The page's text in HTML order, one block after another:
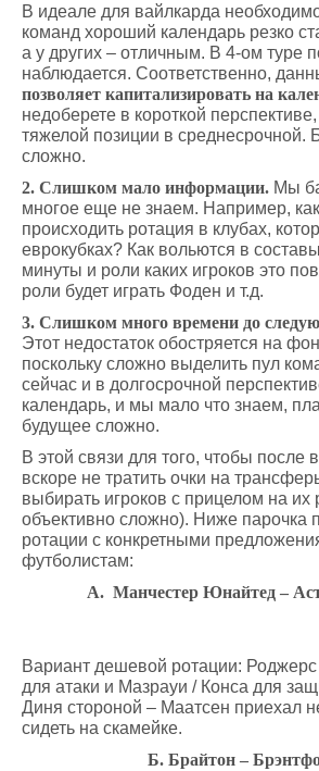
В идеале для вайлкарда
команд хороший календарь резко
а у других – отличным. В 4-ом туре
наблюдается. Соответственно,
позволяет капитализировать на
недоберете в короткой
тяжелой позиции в среднесрочной.
сложно.
2. Слишком мало информации. Мы
многое еще не знаем. Например,
происходить ротация в клубах,
еврокубках? Как вольются в
минуты и роли каких игроков это
роли будет играть Фоден и т.д.
3. Слишком много времени до
Этот недостаток обостряется на
поскольку сложно выделить пул
сейчас и в долгосрочной
календарь, и мы мало что знаем,
будущее сложно.
В этой связи для того, чтобы после
вскоре не тратить очки на
выбирать игроков с прицелом на их
объективно сложно). Ниже парочка
ротации с конкретными
футболистам:
А. Манчестер Юнайтед –
Вариант дешевой ротации:
для атаки и Мазрауи / Конса для
Диня стороной – Маатсен приехал
сидеть на скамейке.
Б. Брайтон –